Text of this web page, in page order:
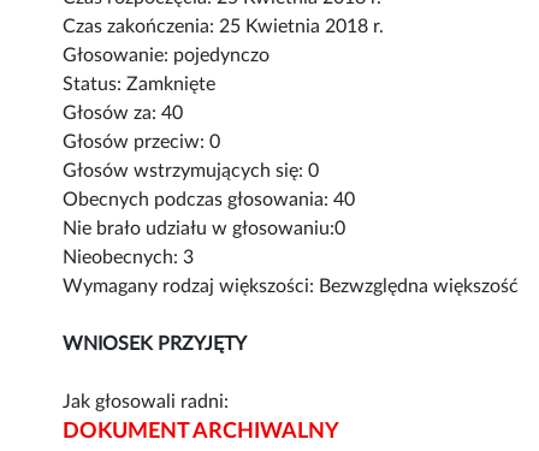
Czas zakończenia: 25 Kwietnia 2018 r.
Głosowanie: pojedynczo
Status: Zamknięte
Głosów za: 40
Głosów przeciw: 0
Głosów wstrzymujących się: 0
Obecnych podczas głosowania: 40
Nie brało udziału w głosowaniu:0
Nieobecnych: 3
Wymagany rodzaj większości: Bezwzględna większość
WNIOSEK PRZYJĘTY
Jak głosowali radni:
DOKUMENT ARCHIWALNY